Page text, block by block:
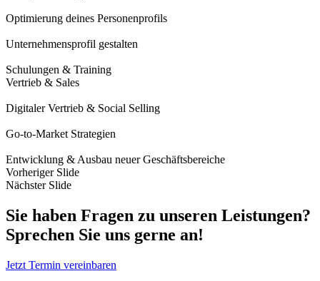
Optimierung deines Personenprofils
Unternehmensprofil gestalten
Schulungen & Training
Vertrieb & Sales
Digitaler Vertrieb & Social Selling
Go-to-Market Strategien
Entwicklung & Ausbau neuer Geschäftsbereiche
Vorheriger Slide
Nächster Slide
Sie haben Fragen zu unseren Leistungen?
Sprechen Sie uns gerne an!
Jetzt Termin vereinbaren